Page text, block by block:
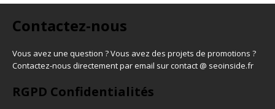
Contactez-nous
Vous avez une question ? Vous avez des projets de promotions ?
Contactez-nous directement par email sur contact @ seoinside.fr
RGPD Confidentialités